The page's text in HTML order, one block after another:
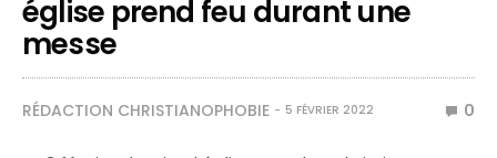
église prend feu durant une
messe
RÉDACTION CHRISTIANOPHOBIE 5 FÉVRIER 2022 0